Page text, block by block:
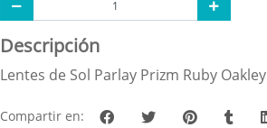
Descripción
Lentes de Sol Parlay Prizm Ruby Oakley
Compartir en: